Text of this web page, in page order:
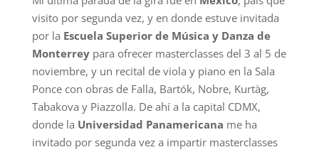
visito por segunda vez, y en donde estuve invitada
por la Escuela Superior de Música y Danza de
Monterreypara ofrecer masterclasses del 3 al 5 de
noviembre, y un recital de viola y piano en la Sala
Ponce con obras de Falla, Bartók, Nobre, Kurtàg,
Tabakova y Piazzolla. De ahí a la capital CDMX,
donde la Universidad Panamericana me ha
invitado por segunda vez a impartir masterclasses